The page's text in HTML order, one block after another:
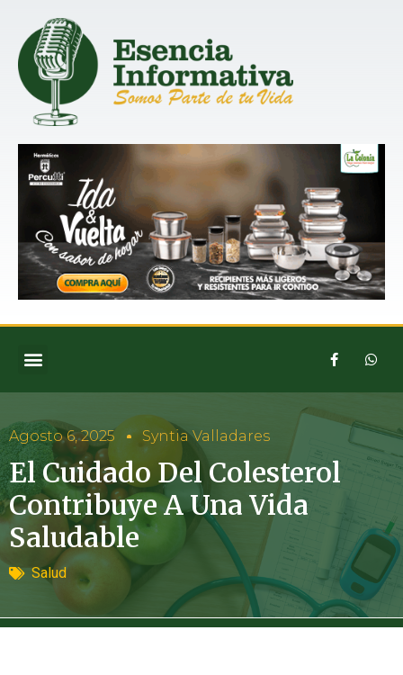
Agosto 6, 2025 Syntia Valladares
El Cuidado Del Colesterol
Contribuye A Una Vida
Saludable
Salud